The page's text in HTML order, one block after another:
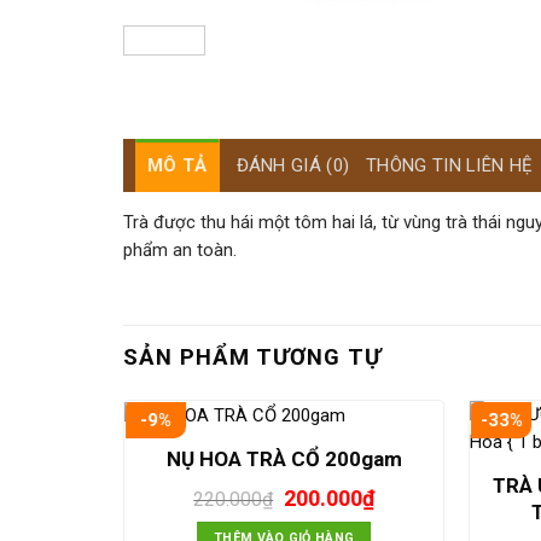
MÔ TẢ ĐÁNH GIÁ (0) THÔNG TIN LIÊN HỆ
Trà được thu hái một tôm hai lá, từ vùng trà thái
phẩm an toàn.
SẢN PHẨM TƯƠNG TỰ
-9%
NỤ HOA TRÀ CỔ 200gam
220.000₫ Giá
gốc
200.000₫Giá
hiện
-33%
TRÀ